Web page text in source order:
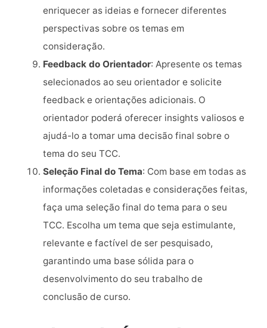
enriquecer as ideias e fornecer diferentes
perspectivas sobre os temas em
consideração.
Feedback do Orientador: Apresente os temas
selecionados ao seu orientador e solicite
feedback e orientações adicionais. O
orientador poderá oferecer insights valiosos e
ajudá-lo a tomar uma decisão final sobre o
tema do seu TCC.
Seleção Final do Tema: Com base em todas as
informações coletadas e considerações feitas,
faça uma seleção final do tema para o seu
TCC. Escolha um tema que seja estimulante,
relevante e factível de ser pesquisado,
garantindo uma base sólida para o
desenvolvimento do seu trabalho de
conclusão de curso.